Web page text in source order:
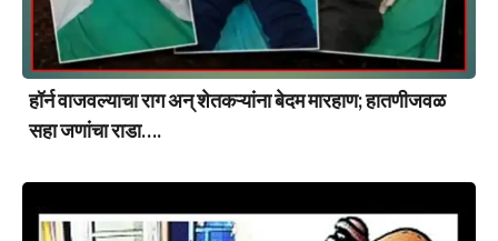
हॉर्न वाजवल्याचा राग अन् शेतकऱ्यांना बेदम मारहाण; हातणीजवळ
सहा जणांचा राडा….